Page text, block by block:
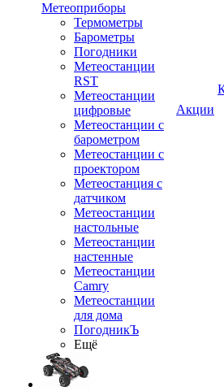
Метеоприборы
Термометры
Барометры
Погодники
Метеостанции
RST
Метеостанции
цифровые
Метеостанции с
барометром
Метеостанции с
проектором
Метеостанция с
датчиком
Метеостанции
настольные
Метеостанции
настенные
Метеостанции
Camry
Метеостанции
для дома
ПогодникЪ
Ещё
Акции